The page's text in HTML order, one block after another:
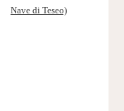
Nave di Teseo)